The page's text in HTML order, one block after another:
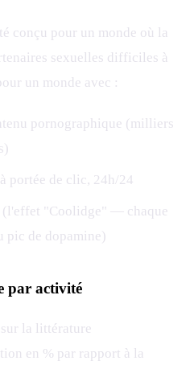
conçu pour un monde où la
sexuelles difficiles à
un monde avec :
pornographique (milliers
portée de clic, 24h/24
(l'effet "Coolidge" — chaque
pic de dopamine)
par activité
la littérature
en % par rapport à la